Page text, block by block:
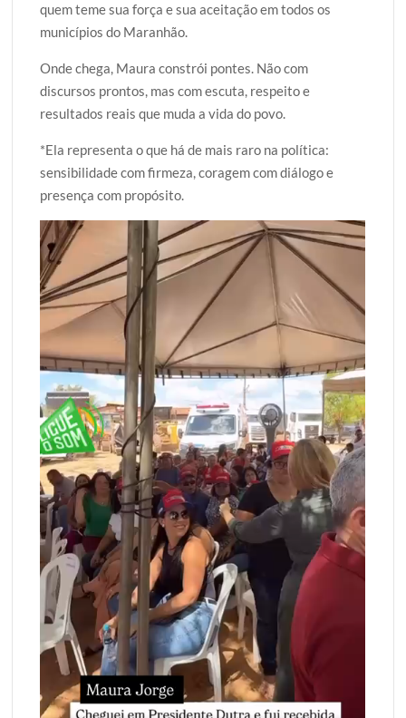
quem teme sua força e sua aceitação em todos os
municípios do Maranhão.
Onde chega, Maura constrói pontes. Não com
discursos prontos, mas com escuta, respeito e
resultados reais que muda a vida do povo.
*Ela representa o que há de mais raro na política:
sensibilidade com firmeza, coragem com diálogo e
presença com propósito.